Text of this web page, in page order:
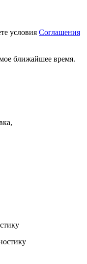
условия Соглашения
ближайшее время.
,